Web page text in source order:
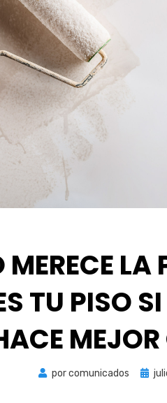
MERECE LA
TU PISO
MEJOR
porcomunicados